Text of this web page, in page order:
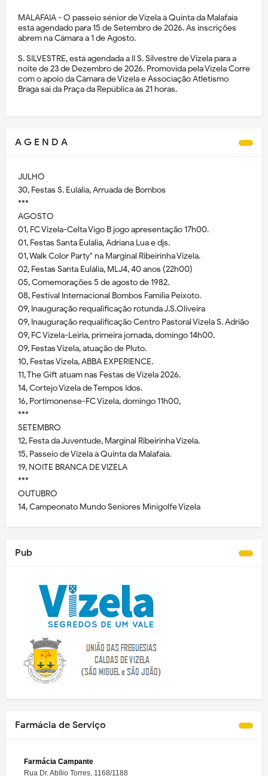
MALAFAIA - O passeio sénior de Vizela à Quinta da Malafaia
está agendado para 15 de Setembro de 2026. As inscrições
abrem na Câmara a 1 de Agosto.
S. SILVESTRE, está agendada a II S. Silvestre de Vizela para a
noite de 23 de Dezembro de 2026. Promovida pela Vizela Corre
com o apoio da Câmara de Vizela e Associação Atletismo
Braga sai da Praça da República às 21 horas.
A G E N D A
JULHO
30, Festas S. Eulália, Arruada de Bombos
***
AGOSTO
01, FC Vizela-Celta Vigo B jogo apresentação 17h00.
01, Festas Santa Eulália, Adriana Lua e djs.
01, Walk Color Party" na Marginal Ribeirinha Vizela.
02, Festas Santa Eulália, MLJ4, 40 anos (22h00)
05, Comemorações 5 de agosto de 1982.
08, Festival Internacional Bombos Família Peixoto.
09, Inauguração requalificação rotunda J.S.Oliveira
09, Inauguração requalificação Centro Pastoral Vizela S. Adrião
09, FC Vizela-Leiria, primeira jornada, domingo 14h00.
09, Festas Vizela, atuação de Pluto.
10, Festas Vizela, ABBA EXPERIENCE.
11, The Gift atuam nas Festas de Vizela 2026.
14, Cortejo Vizela de Tempos Idos.
16, Portimonense-FC Vizela, domingo 11h00,
***
SETEMBRO
12, Festa da Juventude, Marginal Ribeirinha Vizela.
15, Passeio de Vizela à Quinta da Malafaia.
19, NOITE BRANCA DE VIZELA
***
OUTUBRO
14, Campeonato Mundo Séniores Minigolfe Vizela
Pub
Farmácia de Serviço